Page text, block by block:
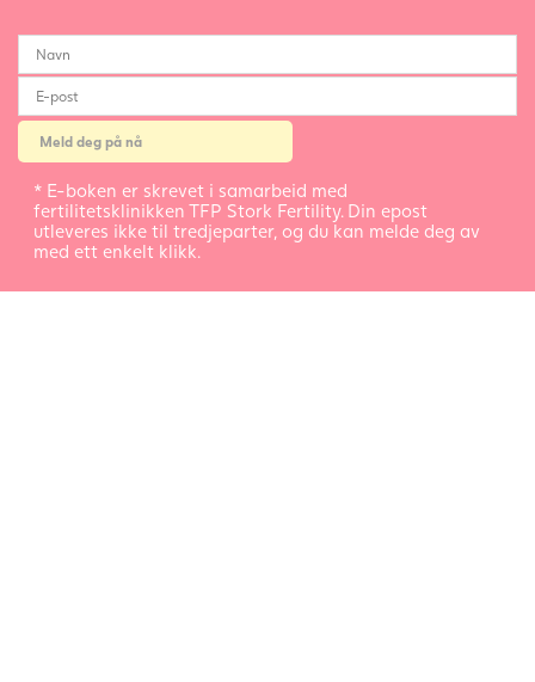
* E-boken er skrevet i samarbeid med
fertilitetsklinikken TFP Stork Fertility. Din epost
utleveres ikke til tredjeparter, og du kan melde deg av
med ett enkelt klikk.